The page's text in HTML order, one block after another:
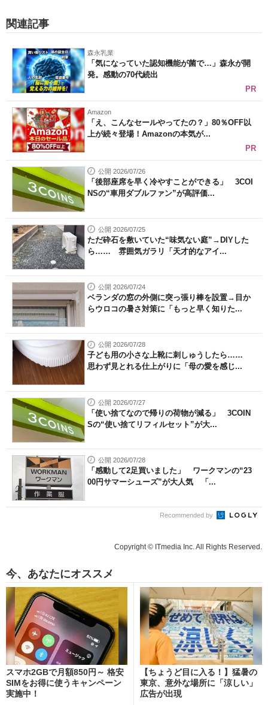
関連記事
森永乳業
「気になっていた認知機能が菌で…」森永が開
発。感動の70代続出
PR
Amazon
「え、こんなセールやってたの？」80％OFF以
上が続々登場！Amazonの本気が...
PR
公開 2026/07/26
「後部座席を早く冷やすことができる」 3COI
NSの“車用ダブルファン”が高評価...
公開 2026/07/25
ただ砕石を敷いていた“味気ない庭”→DIYした
ら…… 雰囲気ガラリ「天才的なアイ...
公開 2026/07/24
ベランダの窓の外側に突っ張り棒を設置→目か
らウロコの暑さ対策に「もっと早く知りた...
公開 2026/07/28
子ども用の小さな上靴に刺しゅうしたら……
思わず見とれる仕上がりに「母の愛を感じ...
公開 2026/07/27
「使い捨てなので帰りの荷物が減る」 3COIN
Sの“使い捨てリフィルセット”が大...
公開 2026/07/28
「感動して2足買いました」 ワークマンの“23
00円サマーシューズ”が大人気 「...
Recommended by
Copyright © ITmedia Inc. All Rights Reserved.
今、あなたにオススメ
スマホ2GBで月額850円～ 格安
SIMをお得に使うキャンペーン
実施中！
【ちょうど目に入る！】猛暑の
東京、意外な場所に「涼しい」
広告が出現